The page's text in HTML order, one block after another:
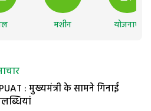
मशीन योजनाएं
: मुख्यमंत्री के सामने गिनाईं